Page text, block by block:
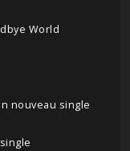
World
nouveau single